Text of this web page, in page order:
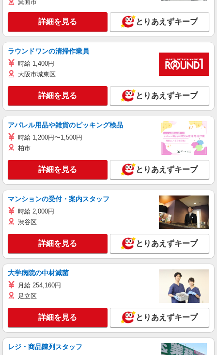
箕面市
詳細を見る とりあえずキープ
ラウンドワンの清掃作業員
時給 1,400円
大阪市城東区
詳細を見る とりあえずキープ
アパレル用品や雑貨のピッキング検品
時給 1,200円〜1,500円
柏市
詳細を見る とりあえずキープ
マンションの受付・案内スタッフ
時給 2,000円
渋谷区
詳細を見る とりあえずキープ
大学病院の中材滅菌
月給 254,160円
足立区
詳細を見る とりあえずキープ
レジ・商品陳列スタッフ